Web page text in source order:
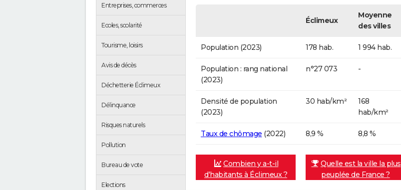
Entreprises, commerces
Ecoles, scolarité
Tourisme, loisirs
Avis de décès
Déchetterie Éclimeux
Délinquance
Risques naturels
Pollution
Bureau de vote
Elections
Éclimeux
Moyenne
des villes
Population (2023) 178 hab. 1 994 hab.
Population : rang national
(2023)
n°27 073 -
Densité de population
(2023)
30 hab/km²
168
hab/km²
Taux de chômage (2022) 8,9 % 8,8 %
Combien y a-t-il
d'habitants à Éclimeux ?
Quelle est la ville la plus
peuplée de France ?